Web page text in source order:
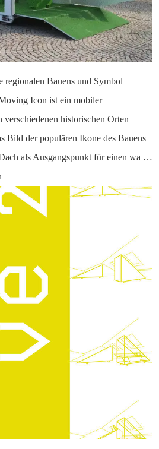
regionalen Bauens und Symbol
Icon ist ein mobiler
historischen Orten
Bild der populären Ikone des Bauens
als Ausgangspunkt für einen wa …